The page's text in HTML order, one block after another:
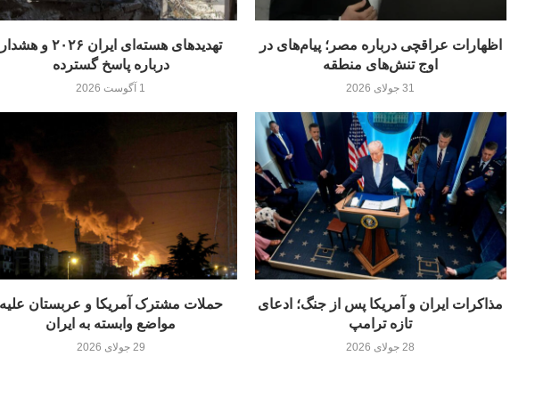
تهدیدهای هسته‌ای ایران ۲۰۲۶ و هشدار
درباره پاسخ گسترده
1 آگوست 2026
اظهارات عراقچی درباره مصر؛ پیام‌های در
اوج تنش‌های منطقه
31 جولای 2026
حملات مشترک آمریکا و عربستان علیه
مواضع وابسته به ایران
29 جولای 2026
مذاکرات ایران و آمریکا پس از جنگ؛ ادعای
تازه ترامپ
28 جولای 2026